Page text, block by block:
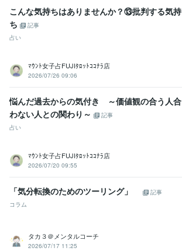
こんな気持ちはありませんか？⑬批判する気持
ち
記事
占い
ﾏｳﾝﾄ女子占FUJIﾀﾛｯﾄｺｺﾅﾗ店
2026/07/26 09:06
悩んだ過去からの気付き ～価値観の合う人合
わない人との関わり～
記事
占い
ﾏｳﾝﾄ女子占FUJIﾀﾛｯﾄｺｺﾅﾗ店
2026/07/20 09:55
「気分転換のためのツーリング」
記事
コラム
タカ３＠メンタルコーチ
2026/07/17 11:25